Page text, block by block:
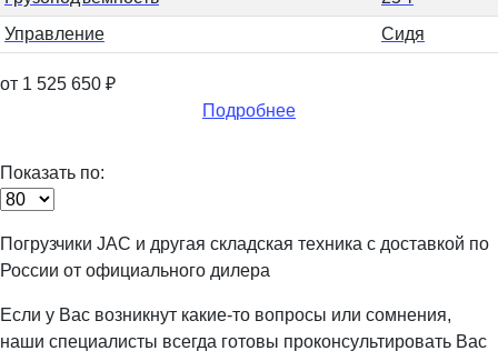
Управление
Сидя
от 1 525 650 ₽
Подробнее
Показать по:
Погрузчики JAC и другая складская техника с доставкой по
России от официального дилера
Если у Вас возникнут какие-то вопросы или сомнения,
наши специалисты всегда готовы проконсультировать Вас